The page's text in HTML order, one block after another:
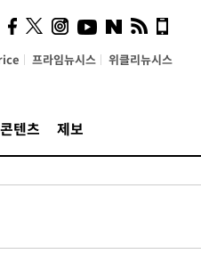
프라임뉴시스 위클리뉴시스
텐츠 제보
의견, 국토부·LH에 충실히
전달할 것"